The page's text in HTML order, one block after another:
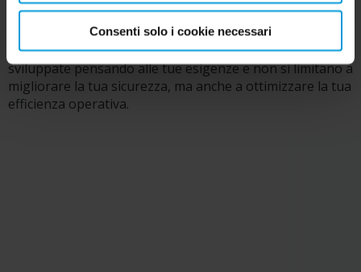
Consenti solo i cookie necessari
Scopri le capacità di XProtect che lo hanno trasformato
nella piattaforma scelta da più di 500.000 siti di clienti in
tutto il mondo. Queste funzioni efficaci sono state
sviluppate pensando alle tue esigenze e non si limitano a
migliorare la tua sicurezza, ma anche a ottimizzare la tua
efficienza operativa.